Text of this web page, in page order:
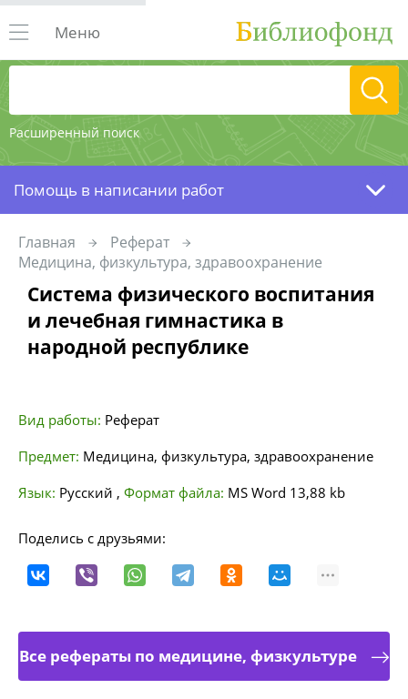
Расширенный поиск
Меню
Помощь в написании работ
Главная
Реферат
Медицина, физкультура, здравоохранение
Система физического воспитания
и лечебная гимнастика в
народной республике
Вид работы: Реферат
Предмет: Медицина, физкультура, здравоохранение
Язык: Русский , Формат файла: MS Word 13,88 kb
Поделись с друзьями:
Все рефераты по медицине, физкультуре